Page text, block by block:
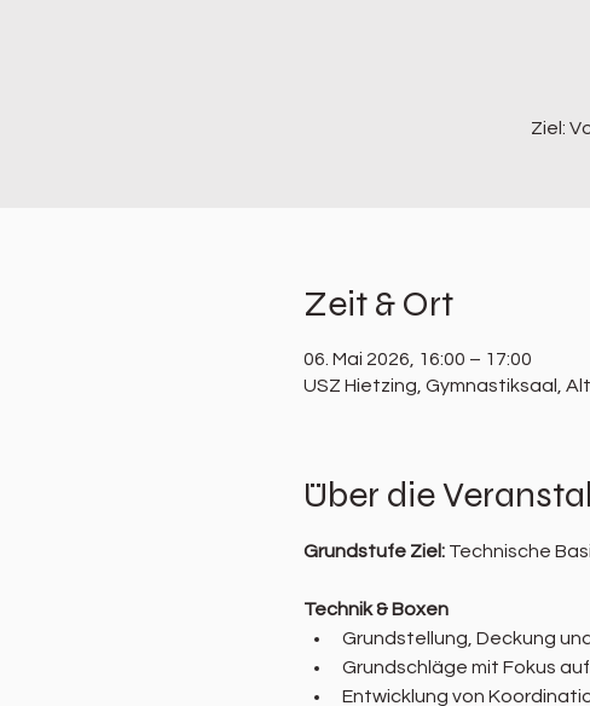
Ziel:
Zeit & Ort
06. Mai 2026, 16:00 – 17:00
USZ Hietzing, Gymnastiksaal,
Über die
Grundstufe Ziel: Technische
Technik & Boxen
Grundstellung, Deckung
Grundschläge mit Fokus
Entwicklung von